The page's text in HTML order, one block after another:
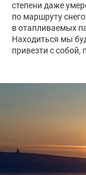
степени даже
по маршруту
в отапливаемых
Находиться мы
привезти с собой,